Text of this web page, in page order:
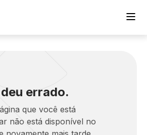
errado.
que você está
não está disponível no